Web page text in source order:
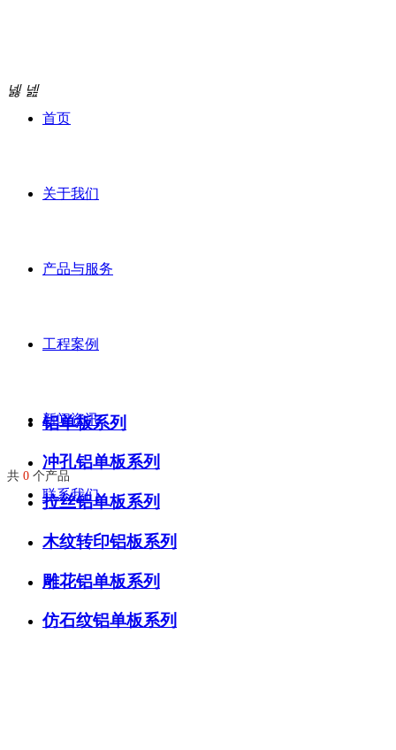
首页
关于我们
产品与服务
工程案例
新闻资讯
联系我们
넳 넲
铝单板系列
冲孔铝单板系列
拉丝铝单板系列
木纹转印铝板系列
雕花铝单板系列
仿石纹铝单板系列
共 0 个产品